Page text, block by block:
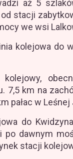
aż 5
stacji
we wsi
kolejowa do
7,5 km na
pałac w
do
po dawnym
stacji